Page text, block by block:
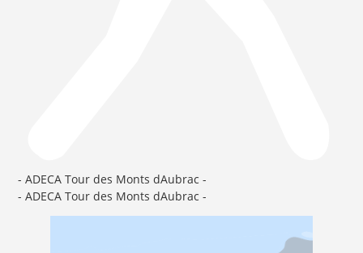
- ADECA Tour des Monts dAubrac -
- ADECA Tour des Monts dAubrac -